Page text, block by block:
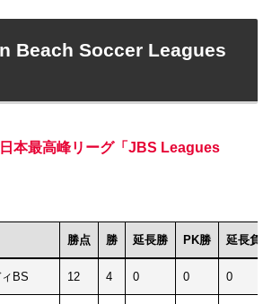
Beach Soccer Leagues
本最高峰リーグ「JBS Leagues
勝点 勝 延長勝 PK勝 延長負
BS 12 4 0 0 0